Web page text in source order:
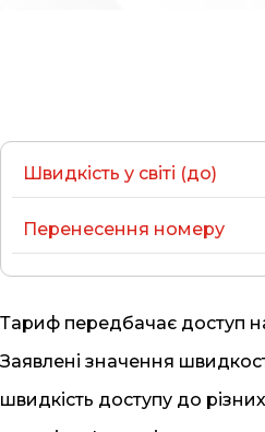
Швидкість у світі (до)
Перенесення номеру
Тариф передбачає доступ
Заявлені значення
швидкість доступу до